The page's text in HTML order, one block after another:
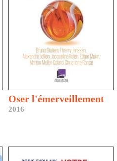
Oser l'émerveillement
2016